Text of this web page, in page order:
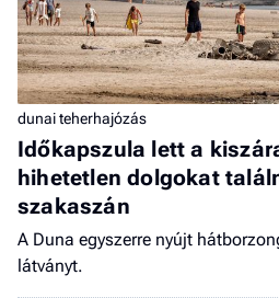
dunai teherhajózás
Időkapszula lett a
hihetetlen dolgokat
szakaszán
A Duna egyszerre nyújt
látványt.